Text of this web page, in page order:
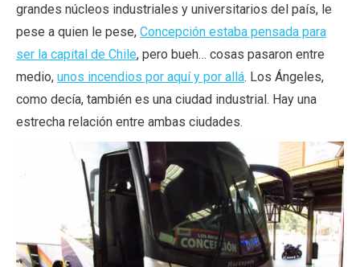
grandes núcleos industriales y universitarios del país, le
pese a quien le pese, Concepción estaba pensada para
ser la capital de Chile, pero bueh… cosas pasaron entre
medio, unos incendios por aquí y por allá. Los Ángeles,
como decía, también es una ciudad industrial. Hay una
estrecha relación entre ambas ciudades.